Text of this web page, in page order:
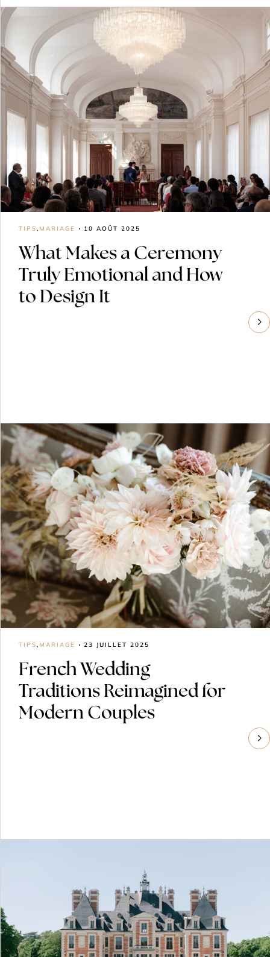
TIPS, MARIAGE 10 AOÛT 2025
What Makes a Ceremony
Truly Emotional and How
to Design It
TIPS, MARIAGE 23 JUILLET 2025
French Wedding
Traditions Reimagined for
Modern Couples